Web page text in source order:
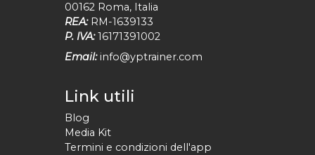
00162 Roma, Italia
REA: RM-1639133
P. IVA: 16171391002
Email: info@yptrainer.com
Link utili
Blog
Media Kit
Termini e condizioni dell'app